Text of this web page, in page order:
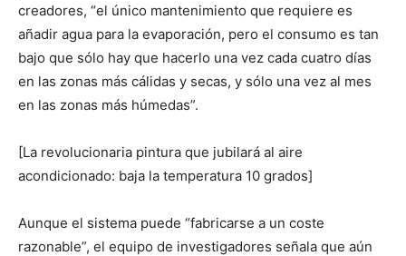
creadores, “el único mantenimiento que requiere es
añadir agua para la evaporación, pero el consumo es tan
bajo que sólo hay que hacerlo una vez cada cuatro días
en las zonas más cálidas y secas, y sólo una vez al mes
en las zonas más húmedas”.
[La revolucionaria pintura que jubilará al aire
acondicionado: baja la temperatura 10 grados]
Aunque el sistema puede “fabricarse a un coste
razonable”, el equipo de investigadores señala que aún